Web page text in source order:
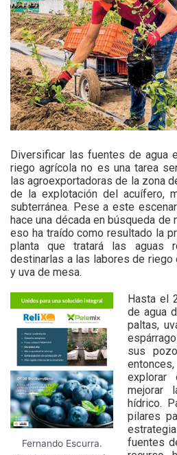
Diversificar las fuentes de agua
riego agrícola no es una tarea
las agroexportadoras de la zona
de la explotación del acuífero,
subterránea. Pese a este
hace una década en búsqueda de
eso ha traído como resultado la
planta que tratará las aguas
destinarlas a las labores de
y uva de mesa.
Fernando Escurra.
Hasta el
de agua
paltas,
sus
explorar
mejorar
hídrico.
pilares
fuentes